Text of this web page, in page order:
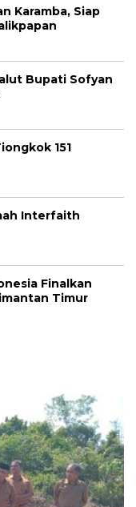
Karamba, Siap
Bupati Sofyan
151
Interfaith
Finalkan
Timur